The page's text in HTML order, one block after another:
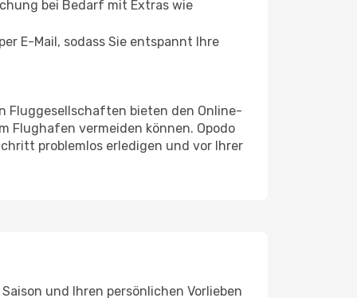
bei Bedarf mit Extras wie
E-Mail, sodass Sie entspannt Ihre
Fluggesellschaften bieten den Online-
Flughafen vermeiden können. Opodo
problemlos erledigen und vor Ihrer
und Ihren persönlichen Vorlieben